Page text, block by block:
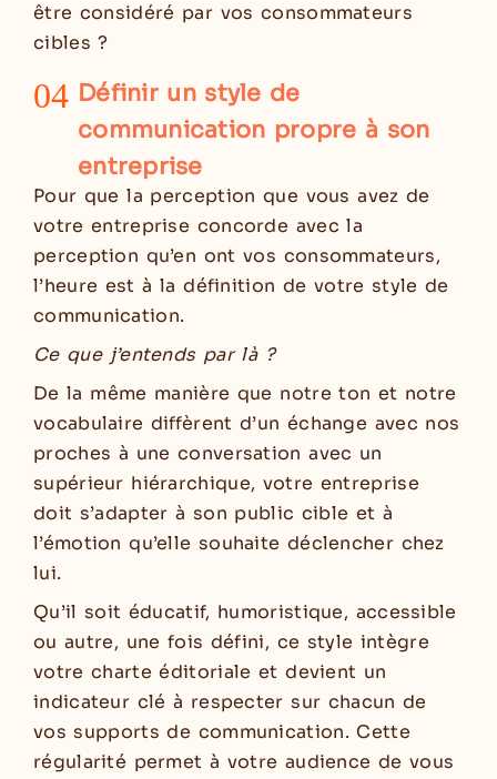
être considéré par vos consommateurs
cibles ?
04 Définir un style de
communication propre à son
entreprise
Pour que la perception que vous avez de
votre entreprise concorde avec la
perception qu’en ont vos consommateurs,
l’heure est à la définition de votre style de
communication.
Ce que j’entends par là ?
De la même manière que notre ton et notre
vocabulaire diffèrent d’un échange avec nos
proches à une conversation avec un
supérieur hiérarchique, votre entreprise
doit s’adapter à son public cible et à
l’émotion qu’elle souhaite déclencher chez
lui.
Qu’il soit éducatif, humoristique, accessible
ou autre, une fois défini, ce style intègre
votre charte éditoriale et devient un
indicateur clé à respecter sur chacun de
vos supports de communication. Cette
régularité permet à votre audience de vous